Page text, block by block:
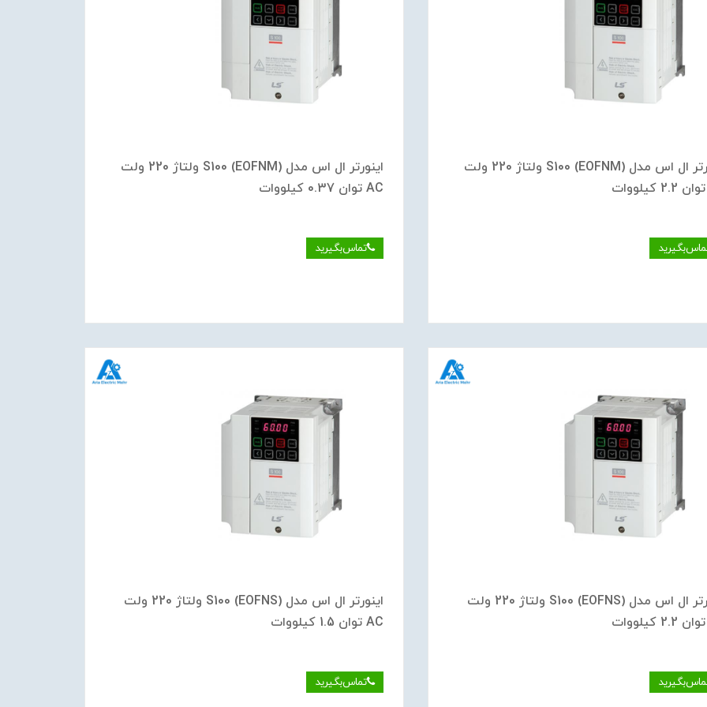
اینورتر ال اس مدل S100 (EOFNM) ولتاژ 220 ولت
اینورتر ال اس مدل S100 (EOFNM) ولتاژ 220 ولت
AC توان 0.37 کیلووات
تماس‌بگیرید
اینورتر ال اس مدل S100 (EOFNS) ولتاژ 220 ولت
اینورتر ال اس مدل S100 (EOFNS) ولتاژ 220 ولت
AC توان 1.5 کیلووات
تماس‌بگیرید